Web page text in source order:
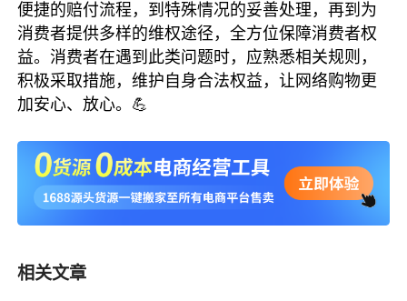
便捷的赔付流程，到特殊情况的妥善处理，再到为
消费者提供多样的维权途径，全方位保障消费者权
益。消费者在遇到此类问题时，应熟悉相关规则，
积极采取措施，维护自身合法权益，让网络购物更
加安心、放心。💪
相关文章